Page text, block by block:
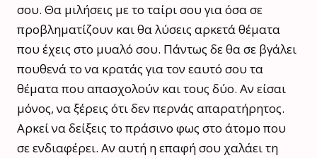
σου. Θα μιλήσεις με το ταίρι σου για όσα σε
προβληματίζουν και θα λύσεις αρκετά θέματα
που έχεις στο μυαλό σου. Πάντως δε θα σε βγάλει
πουθενά το να κρατάς για τον εαυτό σου τα
θέματα που απασχολούν και τους δύο. Αν είσαι
μόνος, να ξέρεις ότι δεν περνάς απαρατήρητος.
Αρκεί να δείξεις το πράσινο φως στο άτομο που
σε ενδιαφέρει. Αν αυτή η επαφή σου χαλάει τη